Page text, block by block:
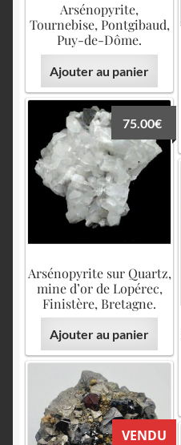
Arsénopyrite,
Tournebise, Pontgibaud,
Puy-de-Dôme.
Ajouter au panier
Arsénopyrite sur Quartz,
mine d’or de Lopérec,
Finistère, Bretagne.
75.00€
Ajouter au panier
VENDU